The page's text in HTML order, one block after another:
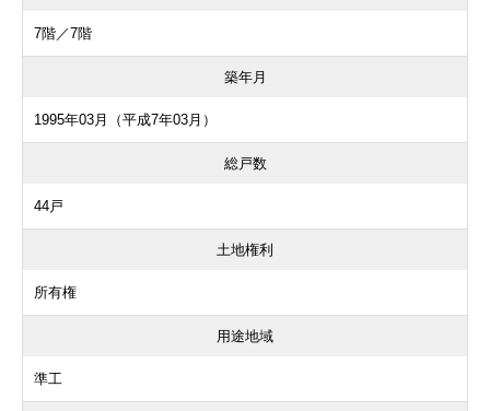
7階／7階
築年月
1995年03月（平成7年03月）
総戸数
44戸
土地権利
所有権
用途地域
準工